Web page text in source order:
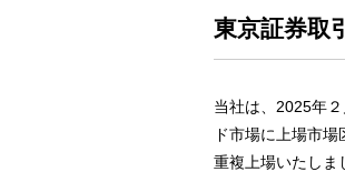
東京証券取
当社は、2025年
ド市場に上場市
重複上場いたしま